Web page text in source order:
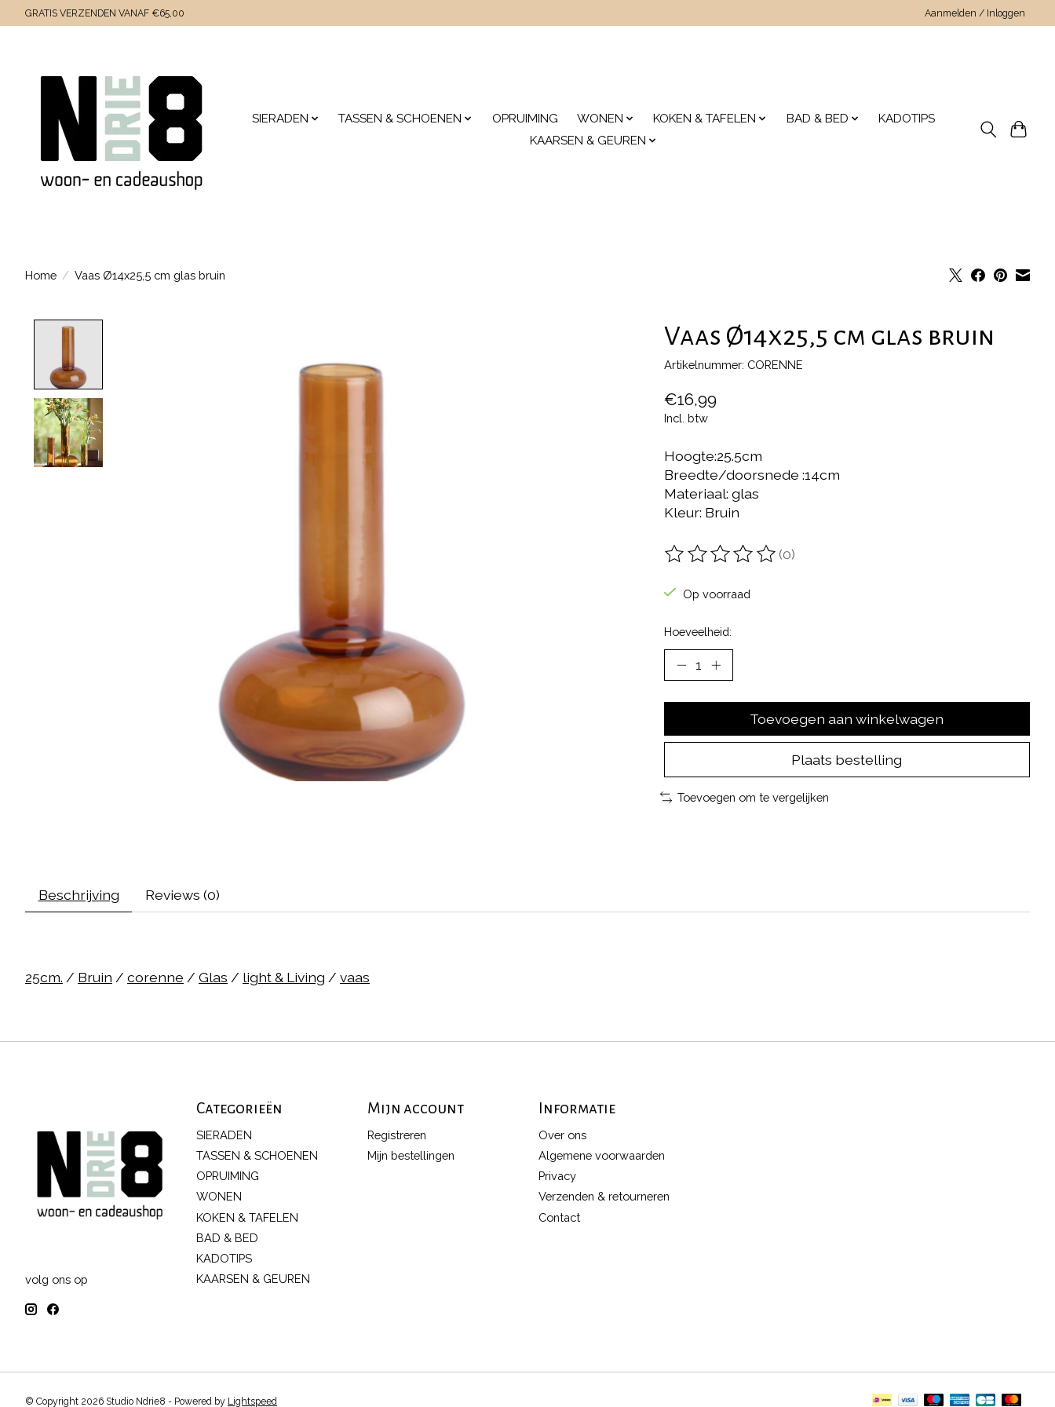
GRATIS VERZENDEN VANAF €65,00 Aanmelden / Inloggen
SIERADEN TASSEN & SCHOENEN OPRUIMING WONEN KOKEN & TAFELEN BAD & BED
KADOTIPS
KAARSEN & GEUREN
Home / Vaas Ø14x25,5 cm glas bruin
Vaas Ø14x25,5 cm glas bruin
Artikelnummer: CORENNE
€16,99
Incl. btw
Hoogte:25.5cm
Breedte/doorsnede :14cm
Materiaal: glas
Kleur: Bruin
De beoordeling van dit product is
(0)
Op voorraad
Hoeveelheid:
Toevoegen aan winkelwagen
Plaats bestelling
Toevoegen om te vergelijken
Beschrijving Reviews (0)
25cm. / Bruin / corenne / Glas / light & Living / vaas
volg ons op
Categorieën
SIERADEN
TASSEN & SCHOENEN
OPRUIMING
WONEN
KOKEN & TAFELEN
BAD & BED
KADOTIPS
KAARSEN & GEUREN
Mijn account
Registreren
Mijn bestellingen
Informatie
Over ons
Algemene voorwaarden
Privacy
Verzenden & retourneren
Contact
© Copyright 2026 Studio Ndrie8 - Powered by Lightspeed